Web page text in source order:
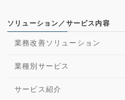
ソリューション／サービス内容
業務改善ソリューション
業種別サービス
サービス紹介